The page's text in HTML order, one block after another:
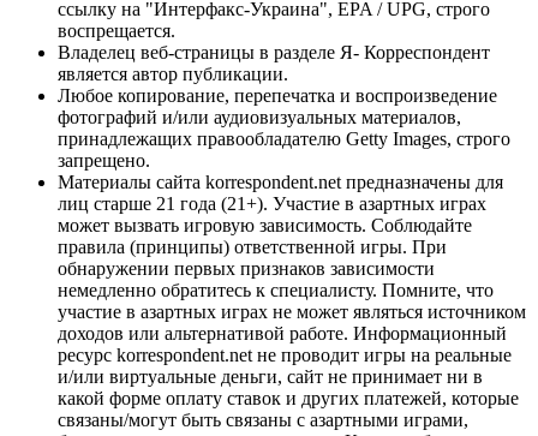
ссылку на "Интерфакс-Украина", EPA / UPG, строго
воспрещается.
Владелец веб-страницы в разделе Я- Корреспондент
является автор публикации.
Любое копирование, перепечатка и воспроизведение
фотографий и/или аудиовизуальных материалов,
принадлежащих правообладателю Getty Images, строго
запрещено.
Материалы сайта korrespondent.net предназначены для
лиц старше 21 года (21+). Участие в азартных играх
может вызвать игровую зависимость. Соблюдайте
правила (принципы) ответственной игры. При
обнаружении первых признаков зависимости
немедленно обратитесь к специалисту. Помните, что
участие в азартных играх не может являться источником
доходов или альтернативой работе. Информационный
ресурс korrespondent.net не проводит игры на реальные
и/или виртуальные деньги, сайт не принимает ни в
какой форме оплату ставок и других платежей, которые
связаны/могут быть связаны с азартными играми,